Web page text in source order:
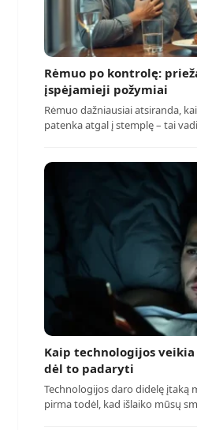
Rėmuo po kontrolę:
įspėjamieji požymiai
Rėmuo dažniausiai atsiranda,
patenka atgal į stemplę – tai
Kaip technologijos
dėl to padaryti
Technologijos daro didelę įtaką
pirma todėl, kad išlaiko mūsų